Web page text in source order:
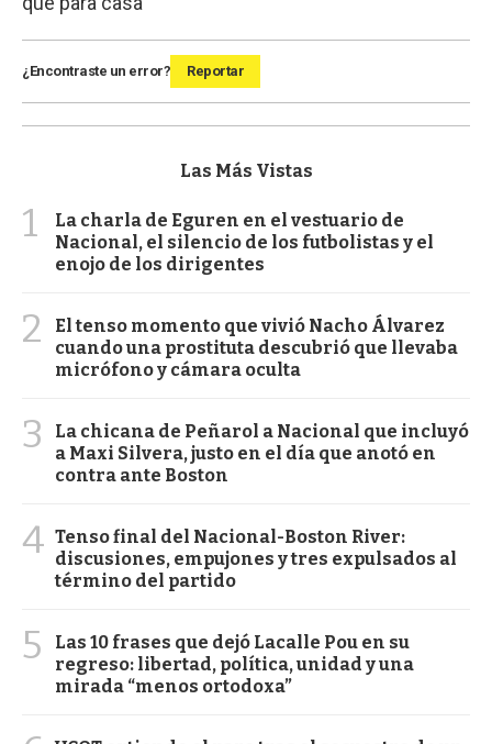
¿Encontraste un error? Reportar
Las Más Vistas
1
La charla de Eguren en el vestuario de
Nacional, el silencio de los futbolistas y el
enojo de los dirigentes
2
El tenso momento que vivió Nacho Álvarez
cuando una prostituta descubrió que llevaba
micrófono y cámara oculta
3
La chicana de Peñarol a Nacional que incluyó
a Maxi Silvera, justo en el día que anotó en
contra ante Boston
4 Tenso final del Nacional-Boston River:
discusiones, empujones y tres expulsados al
término del partido
5
Las 10 frases que dejó Lacalle Pou en su
regreso: libertad, política, unidad y una
mirada “menos ortodoxa”